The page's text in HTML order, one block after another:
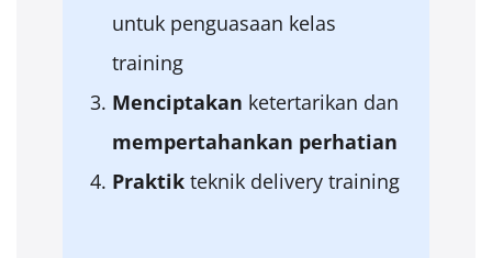
untuk penguasaan kelas
training
Menciptakan ketertarikan dan
mempertahankan perhatian
Praktikteknik delivery training